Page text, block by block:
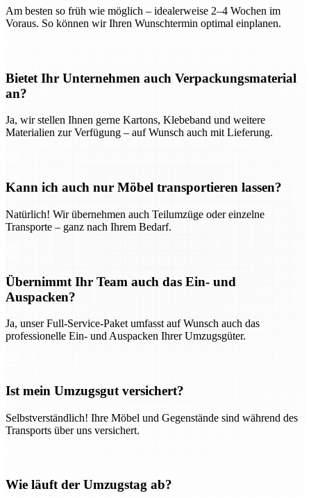
Am besten so früh wie möglich – idealerweise 2–4 Wochen im
Voraus. So können wir Ihren Wunschtermin optimal einplanen.
Bietet Ihr Unternehmen auch Verpackungsmaterial
an?
Ja, wir stellen Ihnen gerne Kartons, Klebeband und weitere
Materialien zur Verfügung – auf Wunsch auch mit Lieferung.
Kann ich auch nur Möbel transportieren lassen?
Natürlich! Wir übernehmen auch Teilumzüge oder einzelne
Transporte – ganz nach Ihrem Bedarf.
Übernimmt Ihr Team auch das Ein- und
Auspacken?
Ja, unser Full-Service-Paket umfasst auf Wunsch auch das
professionelle Ein- und Auspacken Ihrer Umzugsgüter.
Ist mein Umzugsgut versichert?
Selbstverständlich! Ihre Möbel und Gegenstände sind während des
Transports über uns versichert.
Wie läuft der Umzugstag ab?